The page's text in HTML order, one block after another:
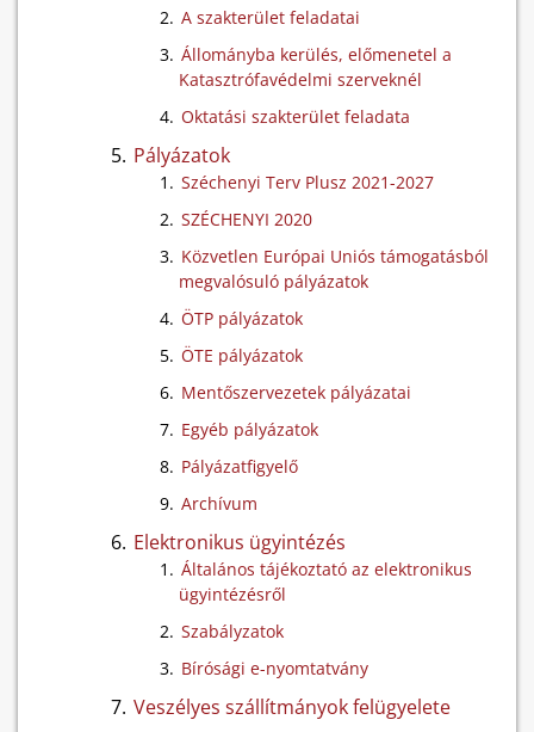
A szakterület feladatai
Állományba kerülés, előmenetel a
Katasztrófavédelmi szerveknél
Oktatási szakterület feladata
Pályázatok
Széchenyi Terv Plusz 2021-2027
SZÉCHENYI 2020
Közvetlen Európai Uniós támogatásból
megvalósuló pályázatok
ÖTP pályázatok
ÖTE pályázatok
Mentőszervezetek pályázatai
Egyéb pályázatok
Pályázatfigyelő
Archívum
Elektronikus ügyintézés
Általános tájékoztató az elektronikus
ügyintézésről
Szabályzatok
Bírósági e-nyomtatvány
Veszélyes szállítmányok felügyelete